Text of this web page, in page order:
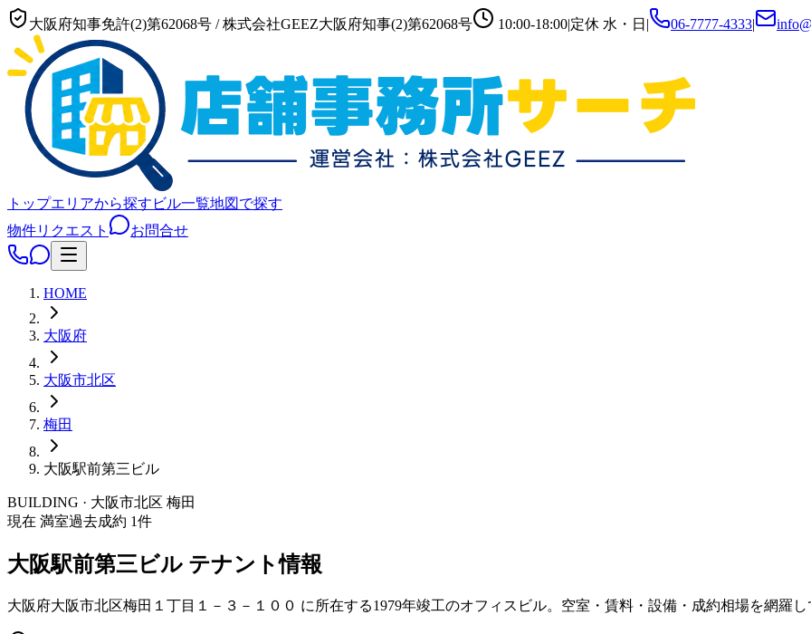
大阪府知事免許(2)第62068号 /株式会社GEEZ大阪府知事(2)第62068号 10:00-18:00|定休 水・日 | 06-7777-4333|
トップエリアから探す ビル一覧地図で探す
物件リクエスト
お問合せ
HOME
大阪府
大阪市北区
梅田
大阪駅前第三ビル
BUILDING · 大阪市北区 梅田
現在 満室過去成約 1件
大阪駅前第三ビル テナント情報
大阪府大阪市北区梅田１丁目１－３－１００ に所在する1979年竣工のオフィスビル。空室・賃料・設備・成約相場を網羅